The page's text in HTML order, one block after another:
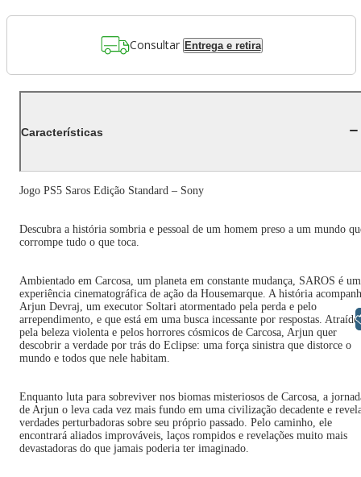
Consultar Entrega e retira
Características
Jogo PS5 Saros Edição Standard – Sony
Descubra a história sombria e pessoal de um homem preso a um mundo
corrompe tudo o que toca.
Ambientado em Carcosa, um planeta em constante mudança, SAROS é
experiência cinematográfica de ação da Housemarque. A história
Arjun Devraj, um executor Soltari atormentado pela perda e pelo
arrependimento, e que está em uma busca incessante por respostas. Atraído
pela beleza violenta e pelos horrores cósmicos de Carcosa, Arjun quer
descobrir a verdade por trás do Eclipse: uma força sinistra que distorce o
mundo e todos que nele habitam.
Enquanto luta para sobreviver nos biomas misteriosos de Carcosa, a
de Arjun o leva cada vez mais fundo em uma civilização decadente e
verdades perturbadoras sobre seu próprio passado. Pelo caminho, ele
encontrará aliados improváveis, laços rompidos e revelações muito mais
devastadoras do que jamais poderia ter imaginado.
Libras